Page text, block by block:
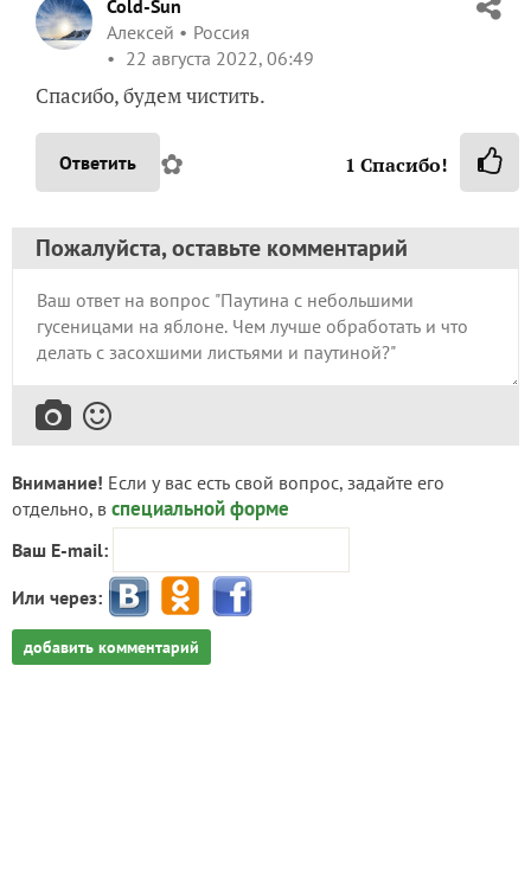
Cold-Sun
Алексей
Россия
22 августа 2022, 06:49
Спасибо, будем чистить.
Ответить ✿ 1 Спасибо!
Пожалуйста, оставьте комментарий
Внимание! Если у вас есть свой вопрос, задайте его
отдельно, в специальной форме
Ваш E-mail:
Или через:
добавить комментарий